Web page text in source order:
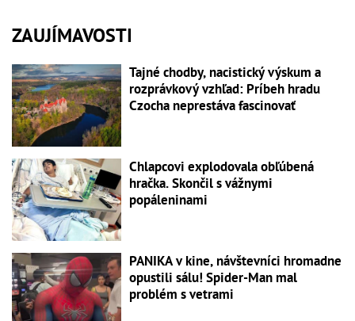
ZAUJÍMAVOSTI
Tajné chodby, nacistický výskum a
rozprávkový vzhľad: Príbeh hradu
Czocha neprestáva fascinovať
Chlapcovi explodovala obľúbená
hračka. Skončil s vážnymi
popáleninami
PANIKA v kine, návštevníci hromadne
opustili sálu! Spider-Man mal
problém s vetrami